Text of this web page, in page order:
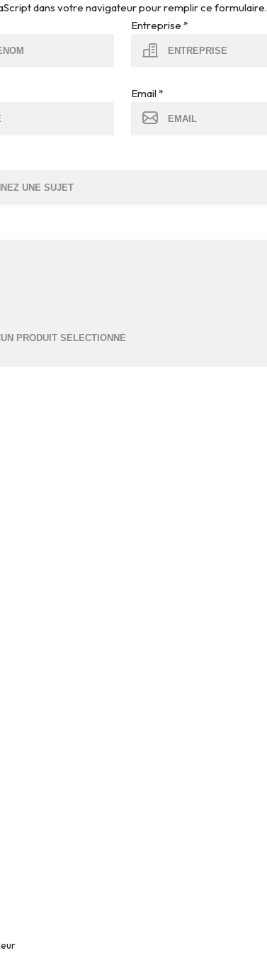
dans votre navigateur pour remplir ce formulaire.
Entreprise*
Email*